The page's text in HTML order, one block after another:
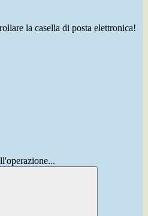
la casella di posta elettronica!